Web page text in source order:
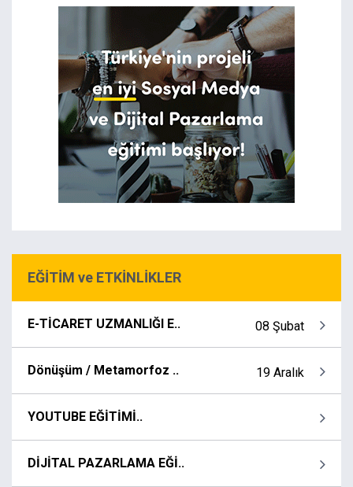
EĞİTİM ve ETKİNLİKLER
E-TİCARET UZMANLIĞI E.. 08 Şubat
Dönüşüm / Metamorfoz .. 19 Aralık
YOUTUBE EĞİTİMİ..
DİJİTAL PAZARLAMA EĞİ..